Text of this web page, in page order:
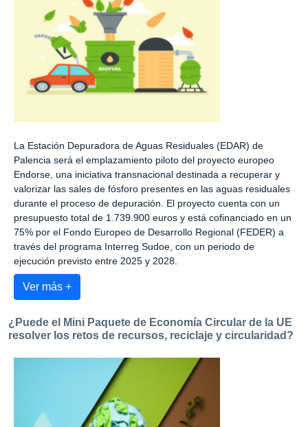
La Estación Depuradora de Aguas Residuales (EDAR) de
Palencia será el emplazamiento piloto del proyecto europeo
Endorse, una iniciativa transnacional destinada a recuperar y
valorizar las sales de fósforo presentes en las aguas residuales
durante el proceso de depuración. El proyecto cuenta con un
presupuesto total de 1.739.900 euros y está cofinanciado en un
75% por el Fondo Europeo de Desarrollo Regional (FEDER) a
través del programa Interreg Sudoe, con un periodo de
ejecución previsto entre 2025 y 2028.
Ver más +
¿Puede el Mini Paquete de Economía Circular de la UE
resolver los retos de recursos, reciclaje y circularidad?